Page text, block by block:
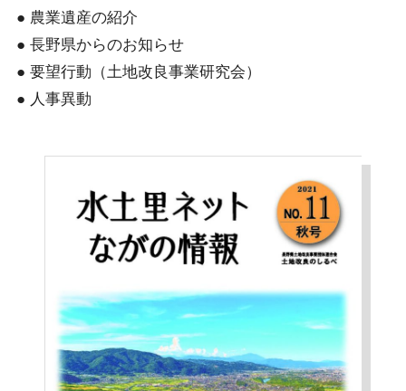
● 農業遺産の紹介
● 長野県からのお知らせ
● 要望行動（土地改良事業研究会）
● 人事異動